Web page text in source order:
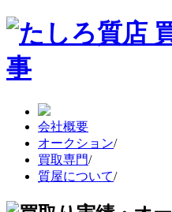
会社概要
オークション/
買取専門/
質屋について/